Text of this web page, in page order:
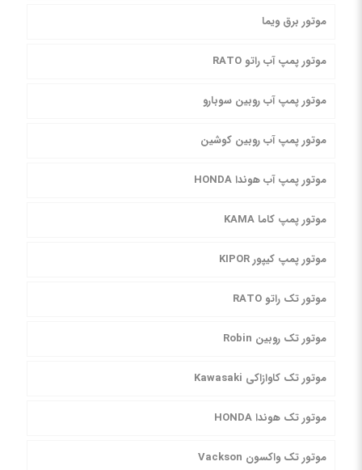
موتور برق ویما
موتور پمپ آب راتو RATO
موتور پمپ آب روبین سوبارو
موتور پمپ آب روبین کوشین
موتور پمپ آب هوندا HONDA
موتور پمپ کاما KAMA
موتور پمپ کیپور KIPOR
موتور تک راتو RATO
موتور تک روبین Robin
موتور تک کاوازاکی Kawasaki
موتور تک هوندا HONDA
موتور تک واکسون Vackson